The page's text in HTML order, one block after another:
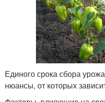
Единого срока сбора
нюансы, от которых